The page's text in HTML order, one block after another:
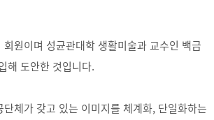
원이며 성균관대학 생활미술과 교수인 백금
해 도안한 것입니다.
체가 갖고 있는 이미지를 체계화, 단일화하는